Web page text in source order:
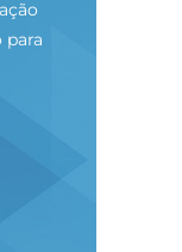
para